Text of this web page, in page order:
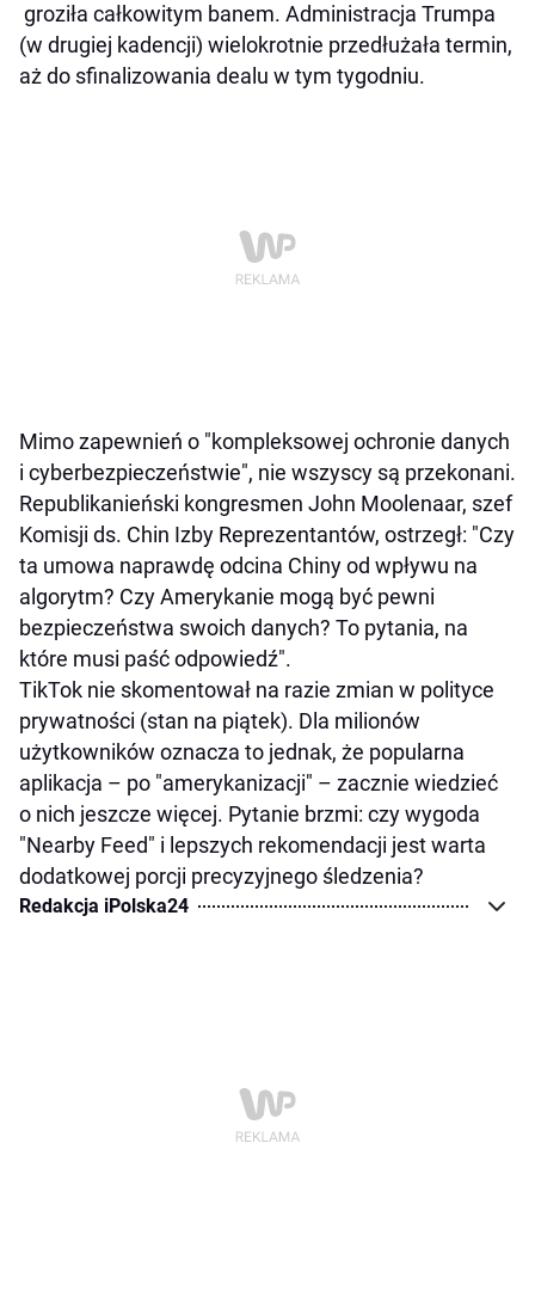
groziła całkowitym banem. Administracja Trumpa
(w drugiej kadencji) wielokrotnie przedłużała termin,
aż do sfinalizowania dealu w tym tygodniu.
Mimo zapewnień o "kompleksowej ochronie danych
i cyberbezpieczeństwie", nie wszyscy są przekonani.
Republikanieński kongresmen John Moolenaar, szef
Komisji ds. Chin Izby Reprezentantów, ostrzegł: "Czy
ta umowa naprawdę odcina Chiny od wpływu na
algorytm? Czy Amerykanie mogą być pewni
bezpieczeństwa swoich danych? To pytania, na
które musi paść odpowiedź".
TikTok nie skomentował na razie zmian w polityce
prywatności (stan na piątek). Dla milionów
użytkowników oznacza to jednak, że popularna
aplikacja – po "amerykanizacji" – zacznie wiedzieć
o nich jeszcze więcej. Pytanie brzmi: czy wygoda
"Nearby Feed" i lepszych rekomendacji jest warta
dodatkowej porcji precyzyjnego śledzenia?
Redakcja iPolska24